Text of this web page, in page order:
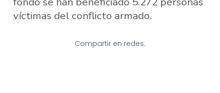
víctimas del conflicto armado.
Compartir en redes: